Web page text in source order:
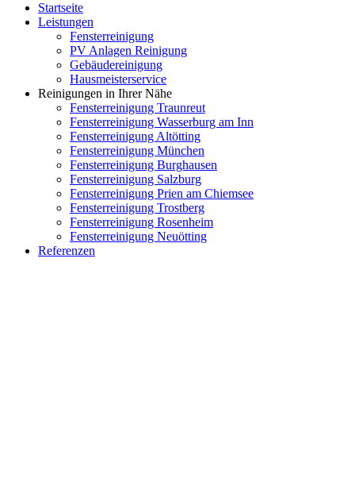
Startseite
Leistungen
Fensterreinigung
PV Anlagen Reinigung
Gebäudereinigung
Hausmeisterservice
Reinigungen in Ihrer Nähe
Fensterreinigung Traunreut
Fensterreinigung Wasserburg am Inn
Fensterreinigung Altötting
Fensterreinigung München
Fensterreinigung Burghausen
Fensterreinigung Salzburg
Fensterreinigung Prien am Chiemsee
Fensterreinigung Trostberg
Fensterreinigung Rosenheim
Fensterreinigung Neuötting
Referenzen